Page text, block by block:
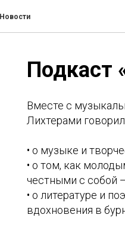
Новости
Подкаст
Вместе с
Лихтерами
• о музыке и
• о том, как
честными с собой
• о литературе и
вдохновения в